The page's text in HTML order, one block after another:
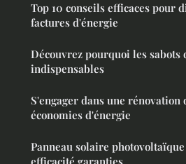
Top 10 conseils efficaces pour
factures d'énergie
Découvrez pourquoi les sabots
indispensables
S'engager dans une
économies d'énergie
Panneau solaire